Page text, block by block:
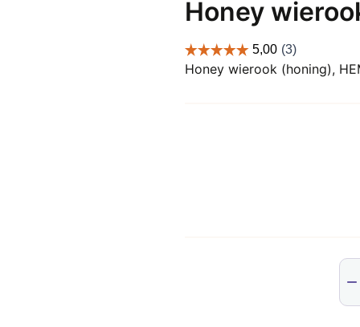
Honey
Honey wierook (honing),